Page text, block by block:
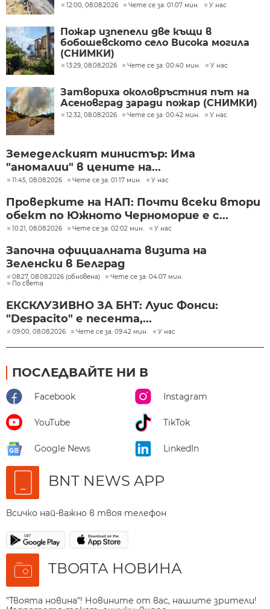
12:00, 08.08.2026 Чете се за: 01:07 мин. У нас
Пожар изпепели две къщи в
бобошевското село Висока могила
(СНИМКИ)
13:29, 08.08.2026 Чете се за: 00:40 мин. У нас
Затвориха околовръстния път на
Асеновград заради пожар (СНИМКИ)
12:32, 08.08.2026 Чете се за: 00:42 мин. У нас
Земеделският министър: Има
"аномалии" в цените на...
11:45, 08.08.2026 Чете се за: 01:17 мин. У нас
Проверките на НАП: Почти всеки втори
обект по Южното Черноморие е с...
10:21, 08.08.2026 Чете се за: 02:02 мин. У нас
Започна официалната визита на
Зеленски в Белград
08:27, 08.08.2026 (обновена)
Чете се за: 04:07 мин.
По света
ЕКСКЛУЗИВНО ЗА БНТ: Луис Фонси:
"Despacito" е песента,...
09:00, 08.08.2026 Чете се за: 09:42 мин. У нас
ПОСЛЕДВАЙТЕ НИ В
Facebook Instagram
YouTube TikTok
Google News LinkedIn
BNT NEWS APP
Всичко най-важно в твоя телефон
ТВОЯТА НОВИНА
"Твоята новина"! Новините от вас, нашите зрители!